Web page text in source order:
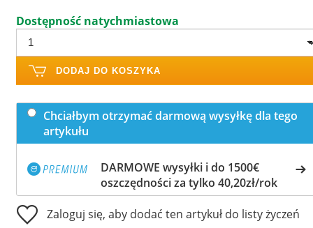
Dostępność natychmiastowa
DODAJ DO KOSZYKA
Chciałbym otrzymać darmową wysyłkę dla tego
artykułu
DARMOWE wysyłki i do 1500€
oszczędności za tylko 40,20zł/rok
Zaloguj się, aby dodać ten artykuł do listy życzeń